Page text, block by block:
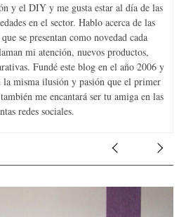
y el DIY y me gusta estar al día de las
en el sector. Hablo acerca de las
se presentan como novedad cada
mi atención, nuevos productos,
Fundé este blog en el año 2006 y
misma ilusión y pasión que el primer
me encantará ser tu amiga en las
redes sociales.